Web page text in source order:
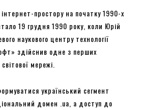
простору на початку 1990-х
19 грудня 1990 року, коли Юрій
наукового центру технології
здійснив одне з перших
мережі.
український сегмент
домен .ua, а доступ до